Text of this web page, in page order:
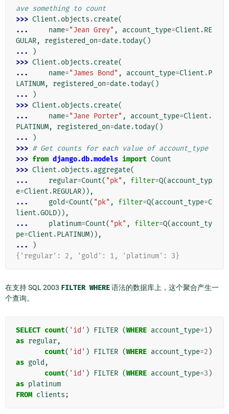
ave something to count
>>> Client .objects .create(
...
name="Jean Grey" , account_type=Client .RE
GULAR, registered_on=date.today()
...
)
>>> Client .objects .create(
...
name="James Bond" , account_type=Client .P
LATINUM, registered_on=date.today()
...
)
>>> Client .objects .create(
...
name="Jane Porter" , account_type=Client .
PLATINUM, registered_on=date.today()
...
)
>>> # Get counts for each value of account_type
>>> from django.db.models import Count
>>> Client .objects .aggregate(
...
regular=Count( "pk" , filter=Q(account_typ
e=Client .REGULAR)),
...
gold=Count( "pk" , filter=Q(account_type=C
lient .GOLD)),
...
platinum=Count( "pk" , filter=Q(account_ty
pe=Client .PLATINUM)),
...
)
{'regular': 2, 'gold': 1, 'platinum': 3}
在支持 SQL 2003 FILTER WHERE语法的数据库上，这个聚合产生一
个查询。
SELECT count( 'id' ) FILTER (WHERE account_type=1)
as regular,
count( 'id' ) FILTER (WHERE account_type=2 )
as gold ,
count( 'id' ) FILTER (WHERE account_type=3 )
as platinum
FROM clients ;